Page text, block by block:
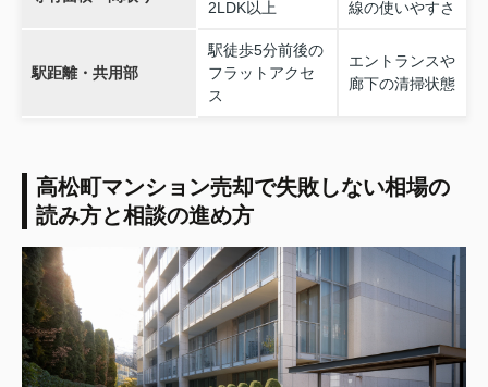
2LDK以上
線の使いやすさ
駅距離・共用部
駅徒歩5分前後の
フラットアクセ
ス
エントランスや
廊下の清掃状態
高松町マンション売却で失敗しない相場の
読み方と相談の進め方